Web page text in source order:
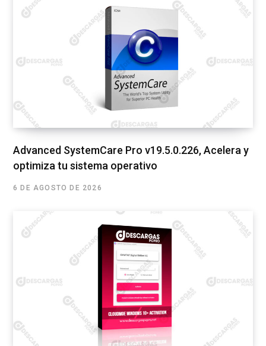
Advanced SystemCare Pro v19.5.0.226, Acelera y
optimiza tu sistema operativo
6 DE AGOSTO DE 2026